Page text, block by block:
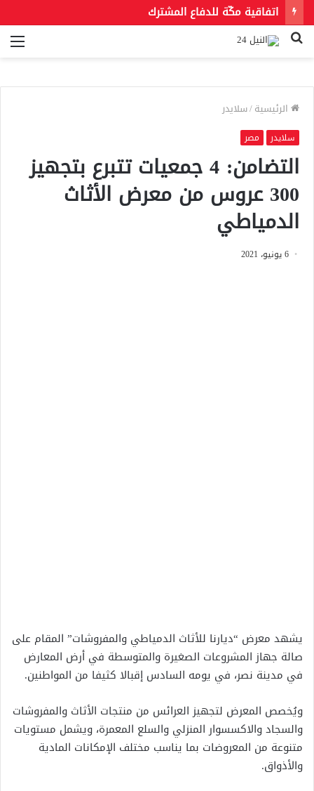
اتفاقية مكّة للدفاع المشترك
بحث
الرئيسية/سلايدر
سلايدر مصر
التضامن: 4 جمعيات تتبرع بتجهيز
300 عروس من معرض الأثاث
الدمياطي
6 يونيو، 2021
يشهد معرض “ديارنا للأثاث الدمياطي والمفروشات” المقام على
صالة جهاز المشروعات الصغيرة والمتوسطة في أرض المعارض
في مدينة نصر، في يومه السادس إقبالا كثيفا من المواطنين.
ويُخصص المعرض لتجهيز العرائس من منتجات الأثاث والمفروشات
والسجاد والاكسسوار المنزلي والسلع المعمرة، ويشمل مستويات
متنوعة من المعروضات بما يناسب مختلف الإمكانات المادية
والأذواق.